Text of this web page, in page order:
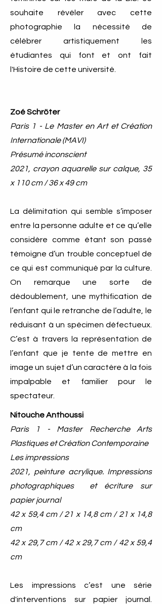
souhaite révéler avec cette
photographie la nécessité de
célébrer artistiquement les
étudiantes qui font et ont fait
l'Histoire de cette université.
Zoé Schröter
Paris 1 - Le Master en Art et Création
Internationale (MAVI)
Présumé inconscient
2021, crayon aquarelle sur calque, 35
x 110 cm / 36 x 49 cm
La délimitation qui semble s’imposer
entre la personne adulte et ce qu’elle
considère comme étant son passé
témoigne d’un trouble conceptuel de
ce qui est communiqué par la culture.
On remarque une sorte de
dédoublement, une mythification de
l’enfant qui le retranche de l’adulte, le
réduisant à un spécimen défectueux.
C’est à travers la représentation de
l’enfant que je tente de mettre en
image un sujet d’un caractère à la fois
impalpable et familier pour le
spectateur.
Nitouche Anthoussi
Paris 1 - Master Recherche Arts
Plastiques et Création Contemporaine
Les impressions
2021, peinture acrylique. Impressions
photographiques et écriture sur
papier journal
42 x 59,4 cm / 21 x 14,8 cm / 21 x 14,8
cm
42 x 29,7 cm / 42 x 29,7 cm / 42 x 59,4
cm
Les impressions c’est une série
d'interventions sur papier journal.